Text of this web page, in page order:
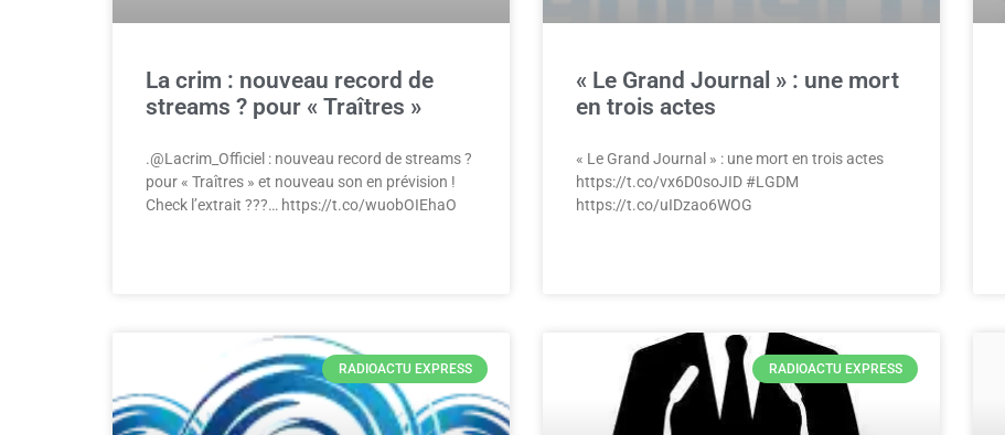
La crim : nouveau record de
streams ? pour « Traîtres »
.@Lacrim_Officiel : nouveau record de streams ?
pour « Traîtres » et nouveau son en prévision !
Check l’extrait ???… https://t.co/wuobOIEhaO
« Le Grand Journal » : une mort
en trois actes
« Le Grand Journal » : une mort en trois actes
https://t.co/vx6D0soJID #LGDM
https://t.co/uIDzao6WOG
RADIOACTU EXPRESS RADIOACTU EXPRESS